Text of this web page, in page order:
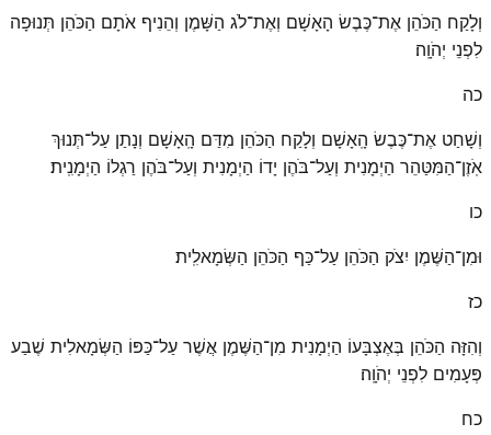
וְלָקַח הַכֹּהֵן אֶת־כֶּבֶשׂ הָאָשָׁם וְאֶת־לֹג הַשָּׁמֶן וְהֵנִיף אֹתָם הַכֹּהֵן תְּנוּפָה
לִפְנֵי יְהֹוָֽה׃
כה
וְשָׁחַט אֶת־כֶּבֶשׂ הָֽאָשָׁם וְלָקַח הַכֹּהֵן מִדַּם הָֽאָשָׁם וְנָתַן עַל־תְּנוּךְ
אֹֽזֶן־הַמִּטַּהֵר הַיְמָנִית וְעַל־בֹּהֶן יָדוֹ הַיְמָנִית וְעַל־בֹּהֶן רַגְלוֹ הַיְמָנִֽית׃
כו
וּמִן־הַשֶּׁמֶן יִצֹק הַכֹּהֵן עַל־כַּף הַכֹּהֵן הַשְּׂמָאלִֽית׃
כז
וְהִזָּה הַכֹּהֵן בְּאֶצְבָּעוֹ הַיְמָנִית מִן־הַשֶּׁמֶן אֲשֶׁר עַל־כַּפּוֹ הַשְּׂמָאלִית שֶׁבַע
פְּעָמִים לִפְנֵי יְהֹוָֽה׃
כח